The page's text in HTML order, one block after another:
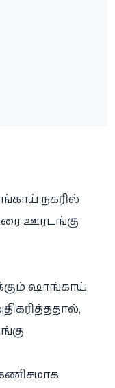
நகரில்
ஊரடங்கு
ஷாங்காய்